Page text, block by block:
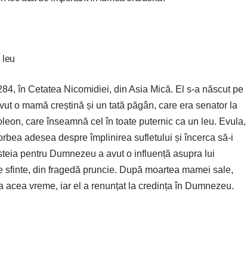
leu
în Cetatea Nicomidiei, din Asia Mică. El s-a născut pe
o mamă creștină și un tată păgân, care era senator la
care înseamnă cel în toate puternic ca un leu. Evula,
adesea despre împlinirea sufletului și încerca să-i
pentru Dumnezeu a avut o influență asupra lui
din fragedă pruncie. După moartea mamei sale,
vreme, iar el a renunțat la credința în Dumnezeu.